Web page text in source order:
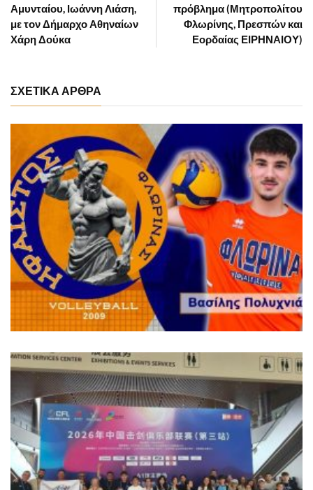
πρόβλημα (Μητροπολίτου
Φλωρίνης, Πρεσπών και
Εορδαίας ΕΙΡΗΝΑΙΟΥ)
Αμυνταίου, Ιωάννη Λιάση,
με τον Δήμαρχο Αθηναίων
Χάρη Δούκα
ΣΧΕΤΙΚΑ ΑΡΘΡΑ